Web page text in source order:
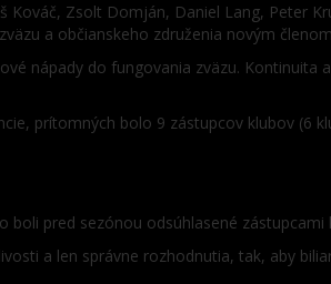
Kováč, Zsolt Domján, Daniel Lang, Peter
a občianskeho združenia novým
nápady do fungovania zväzu.
prítomných bolo 9 zástupcov klubov (6
boli pred sezónou odsúhlasené zástupcami
a len správne rozhodnutia, tak, aby